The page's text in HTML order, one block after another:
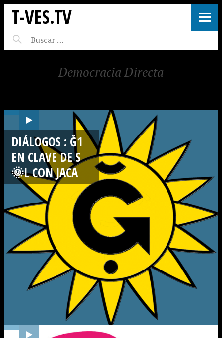
T-VES.TV
Democracia Directa
DIÁLOGOS : Ğ1
EN CLAVE DE S
🌞L CON JACA